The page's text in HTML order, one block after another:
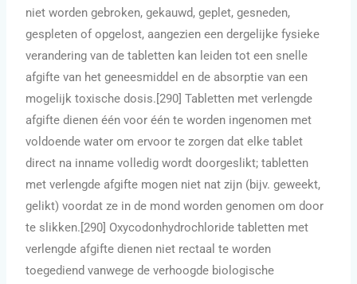
niet worden gebroken, gekauwd, geplet, gesneden,
gespleten of opgelost, aangezien een dergelijke fysieke
verandering van de tabletten kan leiden tot een snelle
afgifte van het geneesmiddel en de absorptie van een
mogelijk toxische dosis.[290] Tabletten met verlengde
afgifte dienen één voor één te worden ingenomen met
voldoende water om ervoor te zorgen dat elke tablet
direct na inname volledig wordt doorgeslikt; tabletten
met verlengde afgifte mogen niet nat zijn (bijv. geweekt,
gelikt) voordat ze in de mond worden genomen om door
te slikken.[290] Oxycodonhydrochloride tabletten met
verlengde afgifte dienen niet rectaal te worden
toegediend vanwege de verhoogde biologische